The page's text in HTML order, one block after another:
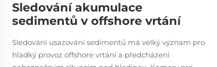
Sledování akumulace
sedimentů v offshore vrtání
Sledování usazování sedimentů má velký význam pro
hladký provoz offshore vrtání a předcházení